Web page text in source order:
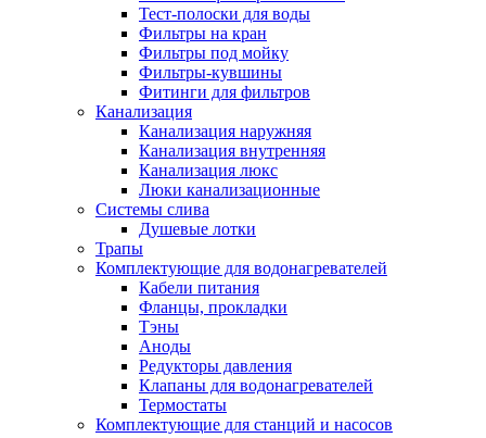
Новости и Акции
Оплата и доставка
Сервис-центр
Адреса Сервис-центров
Условия возврата товара
Обмен и возврат товара
Вакансии
Тест-полоски для воды
Фильтры на кран
Фильтры под мойку
Фильтры-кувшины
Фитинги для фильтров
Канализация
Канализация наружняя
Канализация внутренняя
Канализация люкс
Люки канализационные
Системы слива
Душевые лотки
Трапы
Комплектующие для водонагревателей
Кабели питания
Фланцы, прокладки
Тэны
Аноды
Редукторы давления
Клапаны для водонагревателей
Термостаты
Комплектующие для станций и насосов